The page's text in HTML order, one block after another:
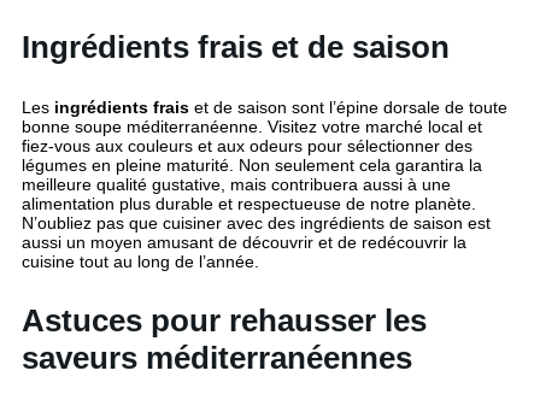
Ingrédients frais et de saison
Les ingrédients frais et de saison sont l’épine dorsale de toute
bonne soupe méditerranéenne. Visitez votre marché local et
fiez-vous aux couleurs et aux odeurs pour sélectionner des
légumes en pleine maturité. Non seulement cela garantira la
meilleure qualité gustative, mais contribuera aussi à une
alimentation plus durable et respectueuse de notre planète.
N’oubliez pas que cuisiner avec des ingrédients de saison est
aussi un moyen amusant de découvrir et de redécouvrir la
cuisine tout au long de l’année.
Astuces pour rehausser les
saveurs méditerranéennes